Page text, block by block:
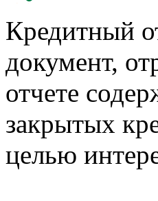
Кредитный
документ,
отчете
закрытых
целью